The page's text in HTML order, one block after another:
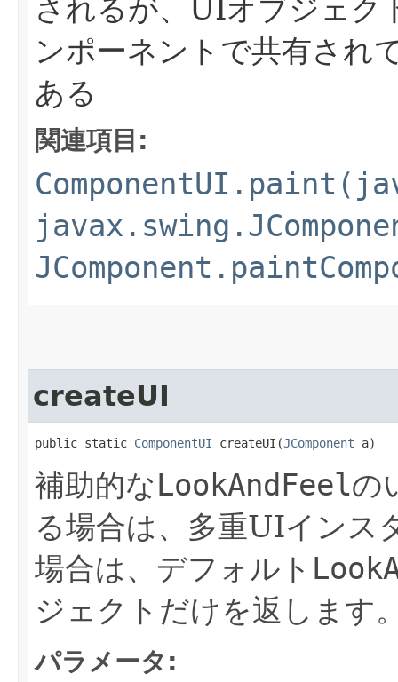
されるが、UIオブジェク
ンポーネントで共有され
ある
関連項目:
createUI
public static ComponentUI createUI​(JComponent a)
補助的なLookAndFeelの
る場合は、多重UIインス
場合は、デフォルト
ジェクトだけを返します
パラメータ: